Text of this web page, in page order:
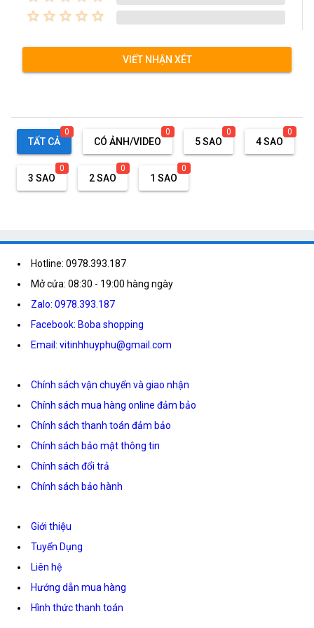
star_border star_border star_border star_border star_border
VIẾT NHẬN XÉT
TẤT CẢ
0
CÓ ẢNH/VIDEO
0
5 SAO
0
4 SAO
0
3 SAO
0
2 SAO
0
1 SAO
0
Hotline: 0978.393.187
Mở cửa: 08:30 - 19:00 hàng ngày
Zalo: 0978.393.187
Facebook: Boba shopping
Email: vitinhhuyphu@gmail.com
Chính sách vận chuyển và giao nhận
Chính sách mua hàng online đảm bảo
Chính sách thanh toán đảm bảo
Chính sách bảo mật thông tin
Chính sách đổi trả
Chính sách bảo hành
Giới thiệu
Tuyển Dụng
Liên hệ
Hướng dẫn mua hàng
Hình thức thanh toán